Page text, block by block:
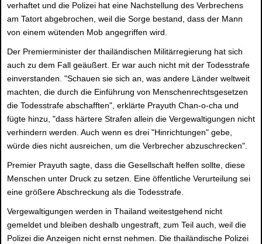
verhaftet und die Polizei hat eine Nachstellung des Verbrechens
am Tatort abgebrochen, weil die Sorge bestand, dass der Mann
von einem wütenden Mob angegriffen wird.
Der Premierminister der thailändischen Militärregierung hat sich
auch zu dem Fall geäußert. Er war auch nicht mit der Todesstrafe
einverstanden. "Schauen sie sich an, was andere Länder weltweit
machten, die durch die Einführung von Menschenrechtsgesetzen
die Todesstrafe abschafften", erklärte Prayuth Chan-o-cha und
fügte hinzu, "dass härtere Strafen allein die Vergewaltigungen nicht
verhindern werden. Auch wenn es drei "Hinrichtungen" gebe,
würde dies nicht ausreichen, um die Verbrecher abzuschrecken".
Premier Prayuth sagte, dass die Gesellschaft helfen sollte, diese
Menschen unter Druck zu setzen. Eine öffentliche Verurteilung sei
eine größere Abschreckung als die Todesstrafe.
Vergewaltigungen werden in Thailand weitestgehend nicht
gemeldet und bleiben deshalb ungestraft, zum Teil auch, weil die
Polizei die Anzeigen nicht ernst nehmen. Die thailändische Polizei